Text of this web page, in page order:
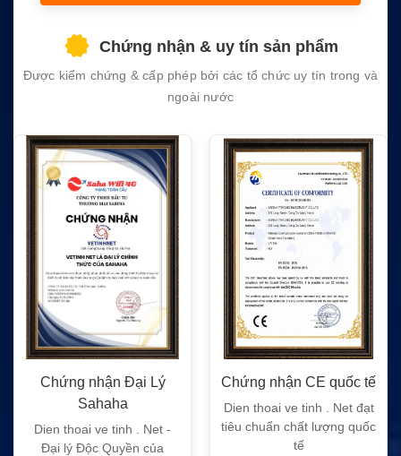
empty.
Chứng nhận & uy tín sản phẩm
Được kiểm chứng & cấp phép bởi các tổ chức uy tín trong và
ngoài nước
Chứng nhận Đại Lý
Sahaha
Dien thoai ve tinh . Net -
Đại lý Độc Quyền của
Chứng nhận CE quốc tế
Dien thoai ve tinh . Net đạt
tiêu chuẩn chất lượng quốc
tế